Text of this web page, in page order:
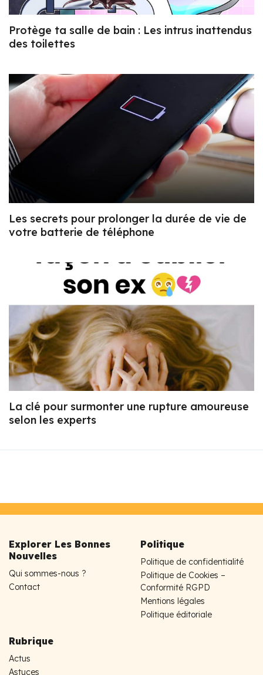
Protège ta salle de bain : Les intrus inattendus
des toilettes
Les secrets pour prolonger la durée de vie de
votre batterie de téléphone
La clé pour surmonter une rupture amoureuse
selon les experts
Explorer Les Bonnes
Nouvelles
Qui sommes-nous ?
Contact
Politique
Politique de confidentialité
Politique de Cookies –
Conformité RGPD
Mentions légales
Politique éditoriale
Rubrique
Actus
Astuces